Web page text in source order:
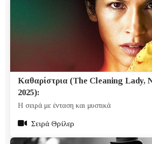
Καθαρίστρια (The Cleaning Lady,
2025):
Η σειρά με ένταση και μυστικά
Σειρά Θρίλερ